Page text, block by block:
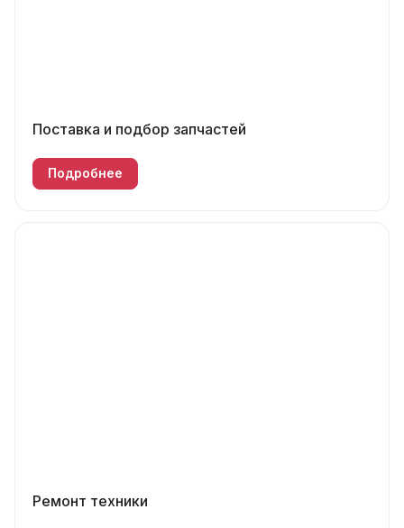
Поставка и подбор запчастей
Подробнее
Ремонт техники